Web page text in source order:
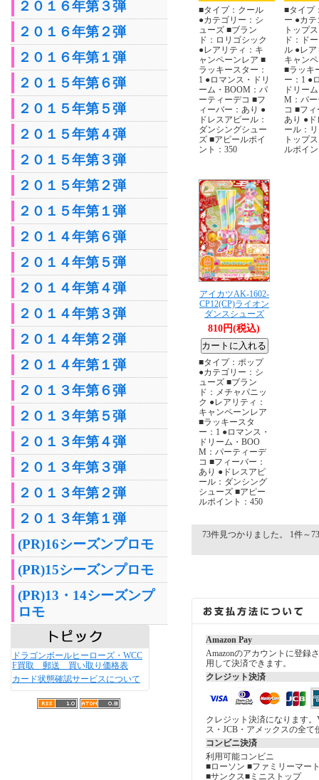
２０１６年第３弾
２０１６年第２弾
２０１６年第１弾
２０１５年第６弾
２０１５年第５弾
２０１５年第４弾
２０１５年第３弾
２０１５年第２弾
２０１５年第１弾
２０１４年第６弾
２０１４年第５弾
２０１４年第４弾
２０１４年第３弾
２０１４年第２弾
２０１４年第１弾
２０１３年第６弾
２０１３年第５弾
２０１３年第４弾
２０１３年第３弾
２０１３年第２弾
２０１３年第１弾
(PR)16シーズンプロモ
(PR)15シーズンプロモ
(PR)13・14シーズンプ
ロモ
ドラゴンボールヒーローズ・WCC
F買取 郵送 買い取り価格表
カード状態確認サービスについて
■タイプ：クール
●カテゴリー：シ
ューズ ■ブラン
ド：ロリゴシック
●レアリティ：キ
ャンペーンレア ■
ラッキースター：
1 ●ロマンス・ドリ
ーム・BOOM：パ
ーティーデコ ■フ
ィーバー：あり ●
ドレスアピール：
ダンシングシュー
ズ ■アピールポイ
ント：350
■タイプ
ー ●カ
トップ
ド：ド
ル ●レ
キャン
■ラッキ
ー：1 ●
ドリー
M：パ
コ ■フ
あり ●ド
ール：
トップ
ルポイ
アイカツAK-1602-
CP12(CP)ライオン
ダンスシューズ
810円(税込)
■タイプ：ポップ
●カテゴリー：シ
ューズ ■ブラン
ド：メチャパニッ
ク ●レアリティ：
キャンペーンレア
■ラッキースタ
ー：1 ●ロマンス・
ドリーム・BOO
M：パーティーデ
コ ■フィーバー：
あり ●ドレスアピ
ール：ダンシング
シューズ ■アピー
ルポイント：450
73件見つかりました。 1件～
Amazon Pay
Amazonのアカウントに登録
用して決済できます。
クレジット決済
クレジット決済になります
ス・JCB・アメックスの全て
コンビニ決済
利用可能コンビニ
■ローソン ■ファミリーマー
■サンクス■ミニストップ